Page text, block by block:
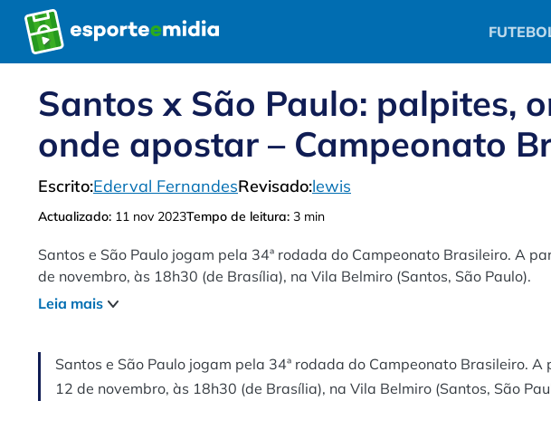
Pular
para
o
Santos x São Paulo: palpites,
onde apostar – Campeonato
Escrito:Ederval FernandesRevisado:lewis
Actualizado: 11 nov 2023Tempo de leitura: 3 min
Santos e São Paulo jogam pela 34ª rodada do Campeonato Brasileiro. A
de novembro, às 18h30 (de Brasília), na Vila Belmiro (Santos, São Paulo).
Leia mais
Santos e São Paulo jogam pela 34ª rodada do Campeonato Brasileiro.
12 de novembro, às 18h30 (de Brasília), na Vila Belmiro (Santos, São